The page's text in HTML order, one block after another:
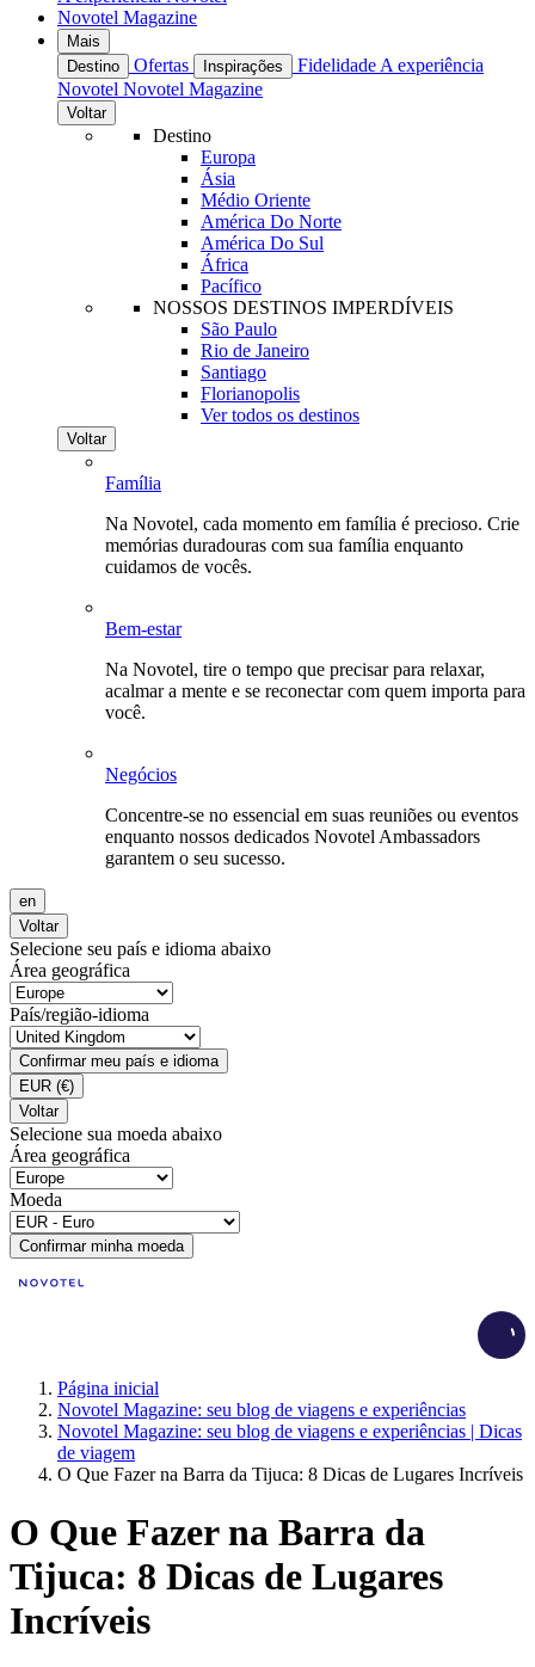
Novotel Magazine
Mais
Destino
Ofertas Inspirações Fidelidade A experiência
Novotel Novotel Magazine
Voltar
Destino
Europa
Ásia
Médio Oriente
América Do Norte
América Do Sul
África
Pacífico
NOSSOS DESTINOS IMPERDÍVEIS
São Paulo
Rio de Janeiro
Santiago
Florianopolis
Ver todos os destinos
Voltar
Família
Na Novotel, cada momento em família é precioso. Crie
memórias duradouras com sua família enquanto
cuidamos de vocês.
Bem-estar
Na Novotel, tire o tempo que precisar para relaxar,
acalmar a mente e se reconectar com quem importa para
você.
Negócios
Concentre-se no essencial em suas reuniões ou eventos
enquanto nossos dedicados Novotel Ambassadors
garantem o seu sucesso.
en
Voltar
Selecione seu país e idioma abaixo
Área geográfica
País/região-idioma
Confirmar meu país e idioma
EUR (€)
Voltar
Selecione sua moeda abaixo
Área geográfica
Moeda
Confirmar minha moeda
Página inicial
Novotel Magazine: seu blog de viagens e experiências
Novotel Magazine: seu blog de viagens e experiências | Dicas
de viagem
O Que Fazer na Barra da Tijuca: 8 Dicas de Lugares Incríveis
O Que Fazer na Barra da
Tijuca: 8 Dicas de Lugares
Incríveis